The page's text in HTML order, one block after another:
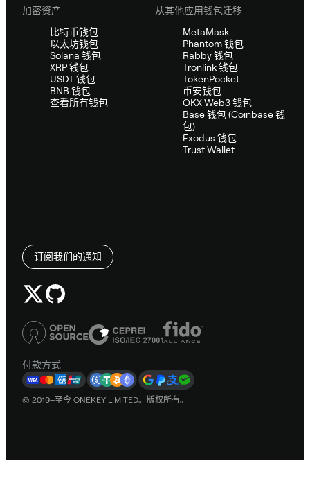
加密资产
比特币钱包
以太坊钱包
Solana 钱包
XRP 钱包
USDT 钱包
BNB 钱包
查看所有钱包
从其他应用钱包迁移
MetaMask
Phantom 钱包
Rabby 钱包
Tronlink 钱包
TokenPocket
币安钱包
OKX Web3 钱包
Base 钱包 (Coinbase 钱
包)
Exodus 钱包
Trust Wallet
订阅我们的通知
付款方式
© 2019–至今 ONEKEY LIMITED。版权所有。